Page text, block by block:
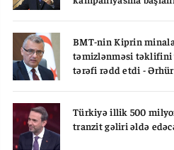
BMT-nin Kiprin
təmizlənməsi təklifini
tərəfi rədd etdi -
Türkiyə illik 500
tranzit gəliri əldə